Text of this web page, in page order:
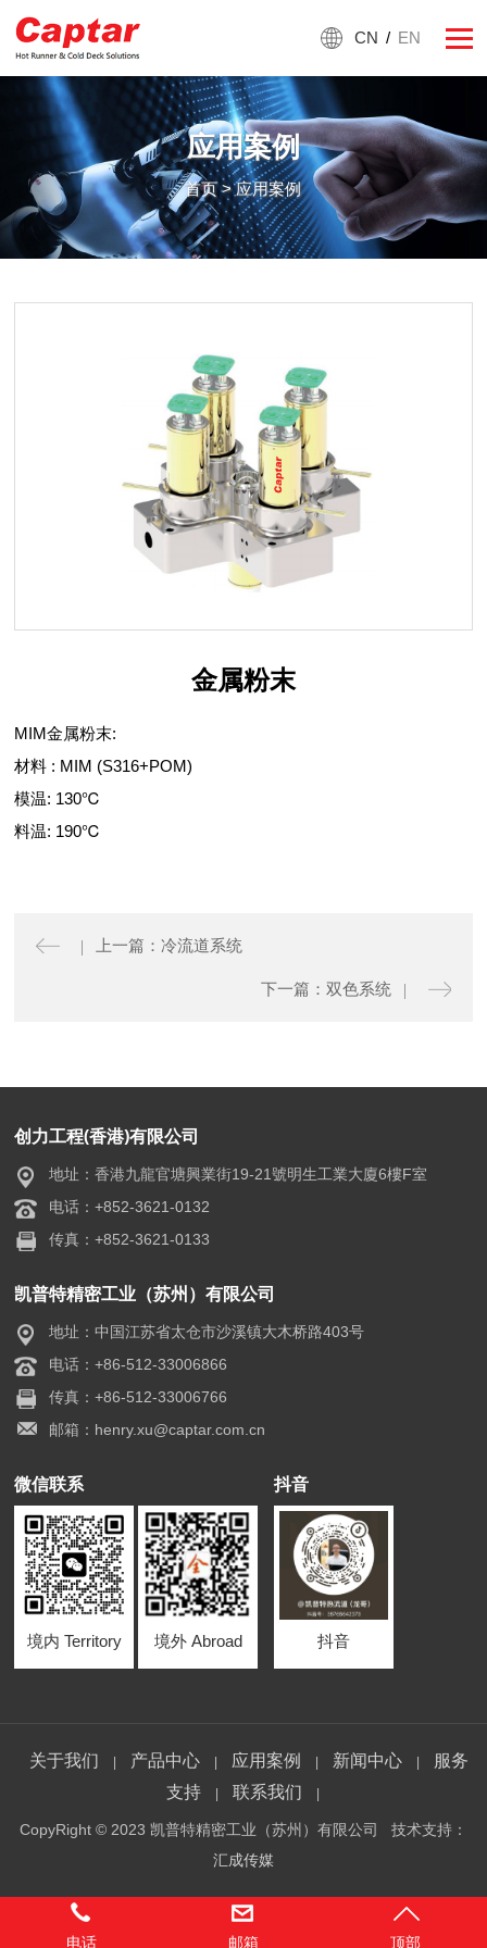
CN / EN
应用案例
首页> 应用案例
金属粉末
MIM金属粉末:
材料 : MIM (S316+POM)
模温: 130℃
料温: 190℃
上一篇：冷流道系统
下一篇：双色系统
创力工程(香港)有限公司
地址：香港九龍官塘興業街19-21號明生工業大廈6樓F室
电话：+852-3621-0132
传真：+852-3621-0133
凯普特精密工业（苏州）有限公司
地址：中国江苏省太仓市沙溪镇大木桥路403号
电话：+86-512-33006866
传真：+86-512-33006766
邮箱：henry.xu@captar.com.cn
微信联系
境内 Territory 境外 Abroad
抖音
抖音
关于我们 | 产品中心 | 应用案例 | 新闻中心 |
服务
支持
| 联系我们 |
CopyRight © 2023 凯普特精密工业（苏州）有限公司 技术支持：
汇成传媒
电话 邮箱 顶部